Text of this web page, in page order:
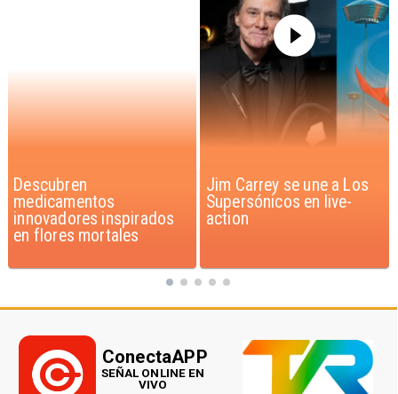
Jim Carrey se une a Los
Supersónicos en live-
action
Iaán: la historia de
superación que inspira a
Chile
ConectaAPP
SEÑAL ONLINE EN
VIVO